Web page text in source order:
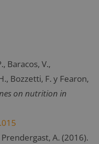
Baracos, V.,
Bozzetti, F. y Fearon,
on nutrition in
A. (2016).